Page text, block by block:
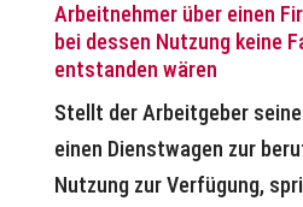
Arbeitnehmer über einen
bei dessen Nutzung keine
entstanden wären
Stellt der Arbeitgeber
einen Dienstwagen zur
Nutzung zur Verfügung,